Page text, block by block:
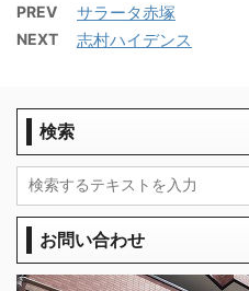
PREV サラータ赤塚
NEXT 志村ハイデンス
検索
お問い合わせ